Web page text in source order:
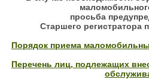
просьба
Старшего регистратора
Порядок приема
Перечень лиц, подлежащих